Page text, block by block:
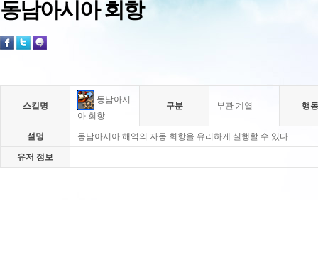
동남아시아 회항
스킬명
동남아시
아 회항
구분 부관 계열 행
설명 동남아시아 해역의 자동 회항을 유리하게 실행할 수 있다.
유저 정보